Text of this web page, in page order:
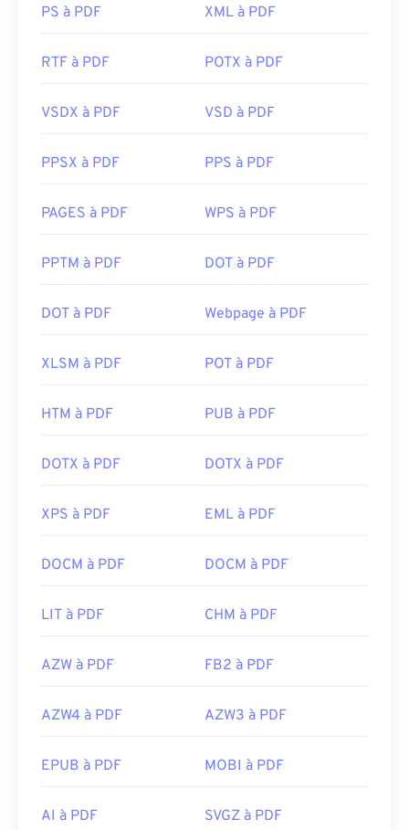
PS à PDF XML à PDF
RTF à PDF POTX à PDF
VSDX à PDF VSD à PDF
PPSX à PDF PPS à PDF
PAGES à PDF WPS à PDF
PPTM à PDF DOT à PDF
DOT à PDF Webpage à PDF
XLSM à PDF POT à PDF
HTM à PDF PUB à PDF
DOTX à PDF DOTX à PDF
XPS à PDF EML à PDF
DOCM à PDF DOCM à PDF
LIT à PDF CHM à PDF
AZW à PDF FB2 à PDF
AZW4 à PDF AZW3 à PDF
EPUB à PDF MOBI à PDF
AI à PDF SVGZ à PDF